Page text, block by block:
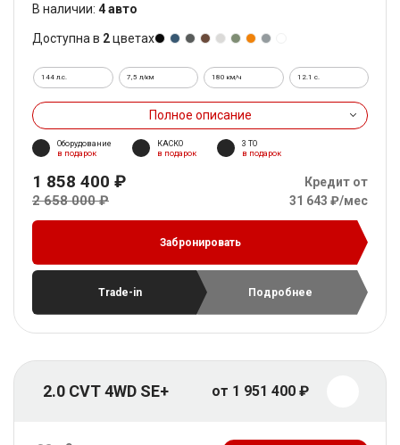
В наличии: 4 авто
Доступна в 2цветах
144 л.с. 7,5 л/км 180 км/ч 12.1 c.
Полное описание
Оборудование
в подарок
КАСКО
в подарок
3 ТО
в подарок
1 858 400 ₽
2 658 000 ₽
Кредит от
31 643 ₽/мес
Забронировать
Trade-in Подробнее
2.0 CVT 4WD SE+ от 1 951 400 ₽